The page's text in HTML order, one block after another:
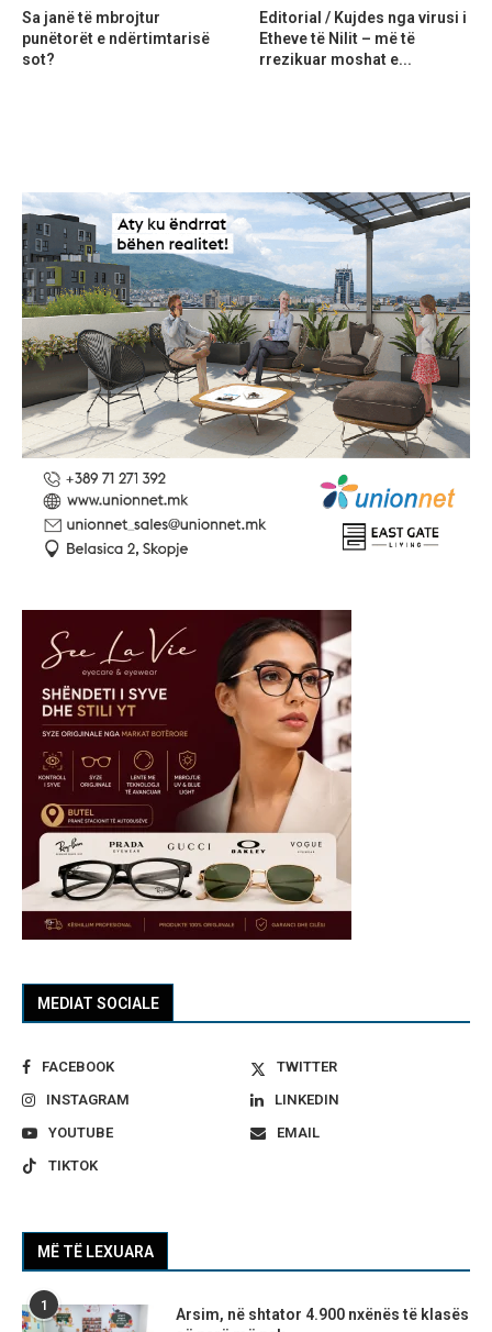
MEDIAT SOCIALE
FACEBOOK
TWITTER
INSTAGRAM
LINKEDIN
YOUTUBE
EMAIL
TIKTOK
MË TË LEXUARA
1
Arsim, në shtator 4.900 nxënës të klasës
Sa janë të mbrojtur
punëtorët e ndërtimtarisë
sot?
Editorial / Kujdes nga virusi i
Etheve të Nilit – më të
rrezikuar moshat e...